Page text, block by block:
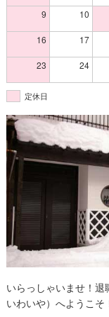
9 10
16 17
23 24
定休日
いらっしゃいませ！
いわいや）へようこそ